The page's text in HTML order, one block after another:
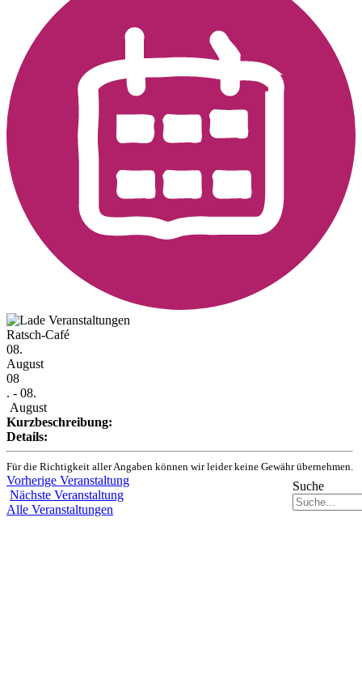
Suche
Ratsch-Café
08.
August
08
. - 08.
August
Kurzbeschreibung:
Details:
Für die Richtigkeit aller Angaben können wir leider keine Gewähr übernehmen.
Vorherige Veranstaltung
Nächste Veranstaltung
Alle Veranstaltungen